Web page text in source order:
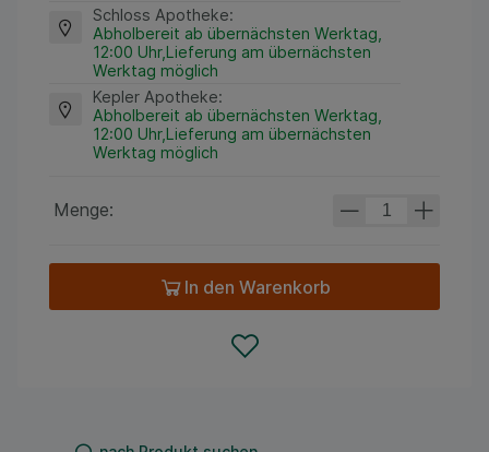
Schloss Apotheke:
Abholbereit ab übernächsten Werktag,
12:00 Uhr,Lieferung am übernächsten
Werktag möglich
Kepler Apotheke:
Abholbereit ab übernächsten Werktag,
12:00 Uhr,Lieferung am übernächsten
Werktag möglich
Menge:
In den Warenkorb